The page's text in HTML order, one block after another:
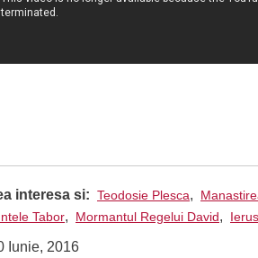
interesa si: Teodosie Plesca,
Tabor, Mormantul Regelui David,
Iunie, 2016